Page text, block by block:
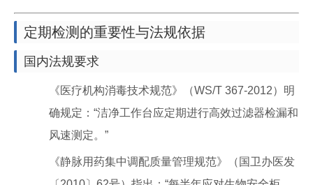
定期检测的重要性与法规依据
国内法规要求
《医疗机构消毒技术规范》（WS/T 367-2012）明
确规定：“洁净工作台应定期进行高效过滤器检漏和
风速测定。”
《静脉用药集中调配质量管理规范》（国卫办医发